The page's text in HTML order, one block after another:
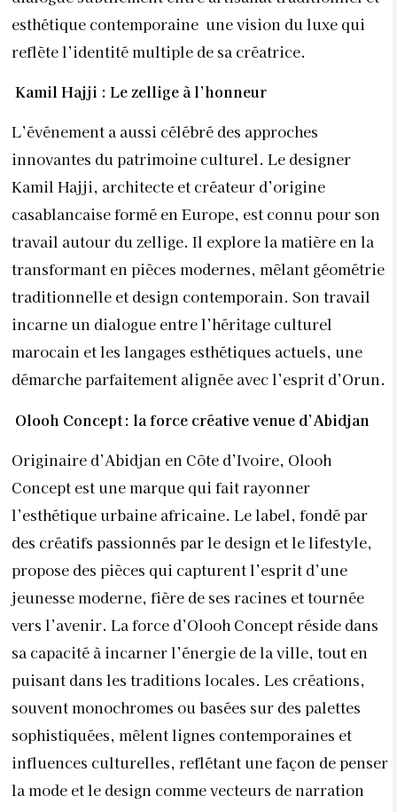
esthétique contemporaine une vision du luxe qui
reflète l’identité multiple de sa créatrice.
Kamil Hajji : Le zellige à l’honneur
L’événement a aussi célébré des approches
innovantes du patrimoine culturel. Le designer
Kamil Hajji, architecte et créateur d’origine
casablancaise formé en Europe, est connu pour son
travail autour du zellige. Il explore la matière en la
transformant en pièces modernes, mêlant géométrie
traditionnelle et design contemporain. Son travail
incarne un dialogue entre l’héritage culturel
marocain et les langages esthétiques actuels, une
démarche parfaitement alignée avec l’esprit d’Orun.
Olooh Concept : la force créative venue d’Abidjan
Originaire d’Abidjan en Côte d’Ivoire, Olooh
Concept est une marque qui fait rayonner
l’esthétique urbaine africaine. Le label, fondé par
des créatifs passionnés par le design et le lifestyle,
propose des pièces qui capturent l’esprit d’une
jeunesse moderne, fière de ses racines et tournée
vers l’avenir. La force d’Olooh Concept réside dans
sa capacité à incarner l’énergie de la ville, tout en
puisant dans les traditions locales. Les créations,
souvent monochromes ou basées sur des palettes
sophistiquées, mêlent lignes contemporaines et
influences culturelles, reflétant une façon de penser
la mode et le design comme vecteurs de narration